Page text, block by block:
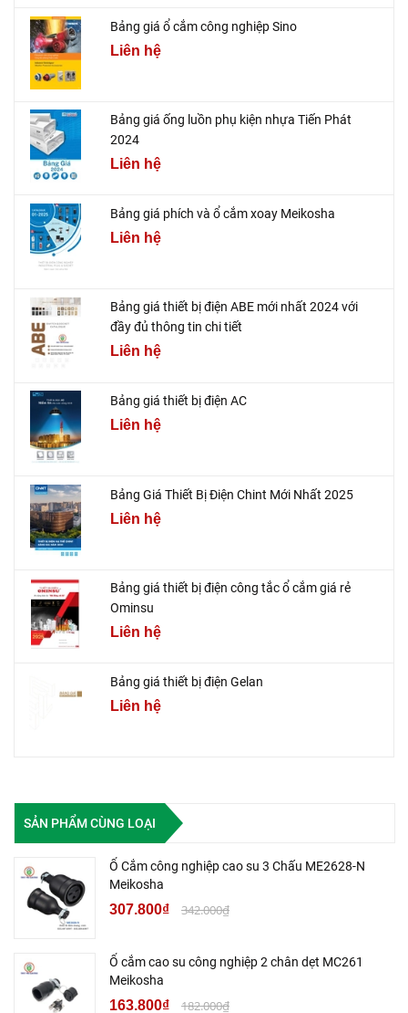
Bảng giá ổ cắm công nghiệp Sino
Liên hệ
Bảng giá ống luồn phụ kiện nhựa Tiến Phát
2024
Liên hệ
Bảng giá phích và ổ cắm xoay Meikosha
Liên hệ
Bảng giá thiết bị điện ABE mới nhất 2024 với
đầy đủ thông tin chi tiết
Liên hệ
Bảng giá thiết bị điện AC
Liên hệ
Bảng Giá Thiết Bị Điện Chint Mới Nhất 2025
Liên hệ
Bảng giá thiết bị điện công tắc ổ cắm giá rẻ
Ominsu
Liên hệ
Bảng giá thiết bị điện Gelan
Liên hệ
SẢN PHẨM CÙNG LOẠI
Ổ Cắm công nghiệp cao su 3 Chấu ME2628-N
Meikosha
307.800₫ 342.000₫
Ổ cắm cao su công nghiệp 2 chân dẹt MC261
Meikosha
163.800₫ 182.000₫